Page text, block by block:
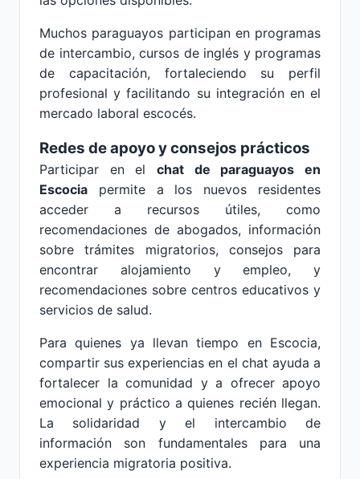
Muchos paraguayos participan en programas
de intercambio, cursos de inglés y programas
de capacitación, fortaleciendo su perfil
profesional y facilitando su integración en el
mercado laboral escocés.
Redes de apoyo y consejos prácticos
Participar en el chat de paraguayos en
Escocia permite a los nuevos residentes
acceder a recursos útiles, como
recomendaciones de abogados, información
sobre trámites migratorios, consejos para
encontrar alojamiento y empleo, y
recomendaciones sobre centros educativos y
servicios de salud.
Para quienes ya llevan tiempo en Escocia,
compartir sus experiencias en el chat ayuda a
fortalecer la comunidad y a ofrecer apoyo
emocional y práctico a quienes recién llegan.
La solidaridad y el intercambio de
información son fundamentales para una
experiencia migratoria positiva.